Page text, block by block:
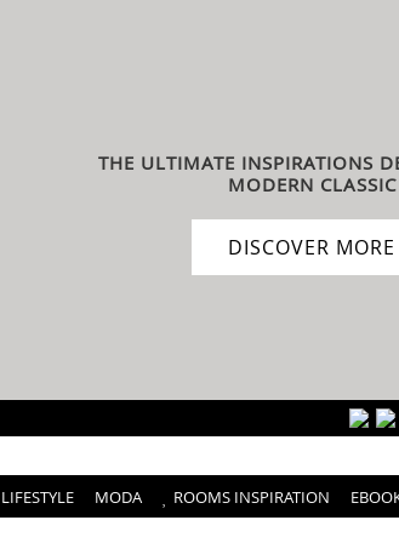
THE ULTIMATE INSPIRATIONS
MODERN CLASSIC
DISCOVER MORE
LIFESTYLE MODA ROOMS INSPIRATION